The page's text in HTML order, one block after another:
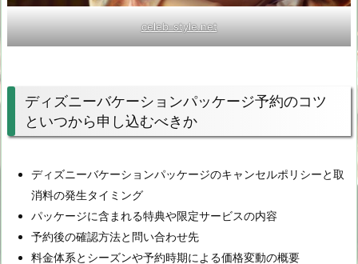
celeb-style.net
ディズニーバケーションパッケージ予約のコツ
といつから申し込むべきか
ディズニーバケーションパッケージのキャンセルポリシーと取
消料の発生タイミング
パッケージに含まれる特典や限定サービスの内容
予約後の確認方法と問い合わせ先
料金体系とシーズンや予約時期による価格変動の概要